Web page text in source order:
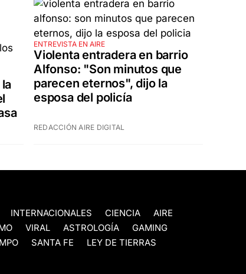
ENTREVISTA EN AIRE
Violenta entradera en barrio
Alfonso: "Son minutos que
parecen eternos", dijo la
esposa del policía
REDACCIÓN AIRE DIGITAL
INTERNACIONALES CIENCIA
AIRE
VIRAL ASTROLOGÍA
GAMING
SANTA FE
LEY DE TIERRAS